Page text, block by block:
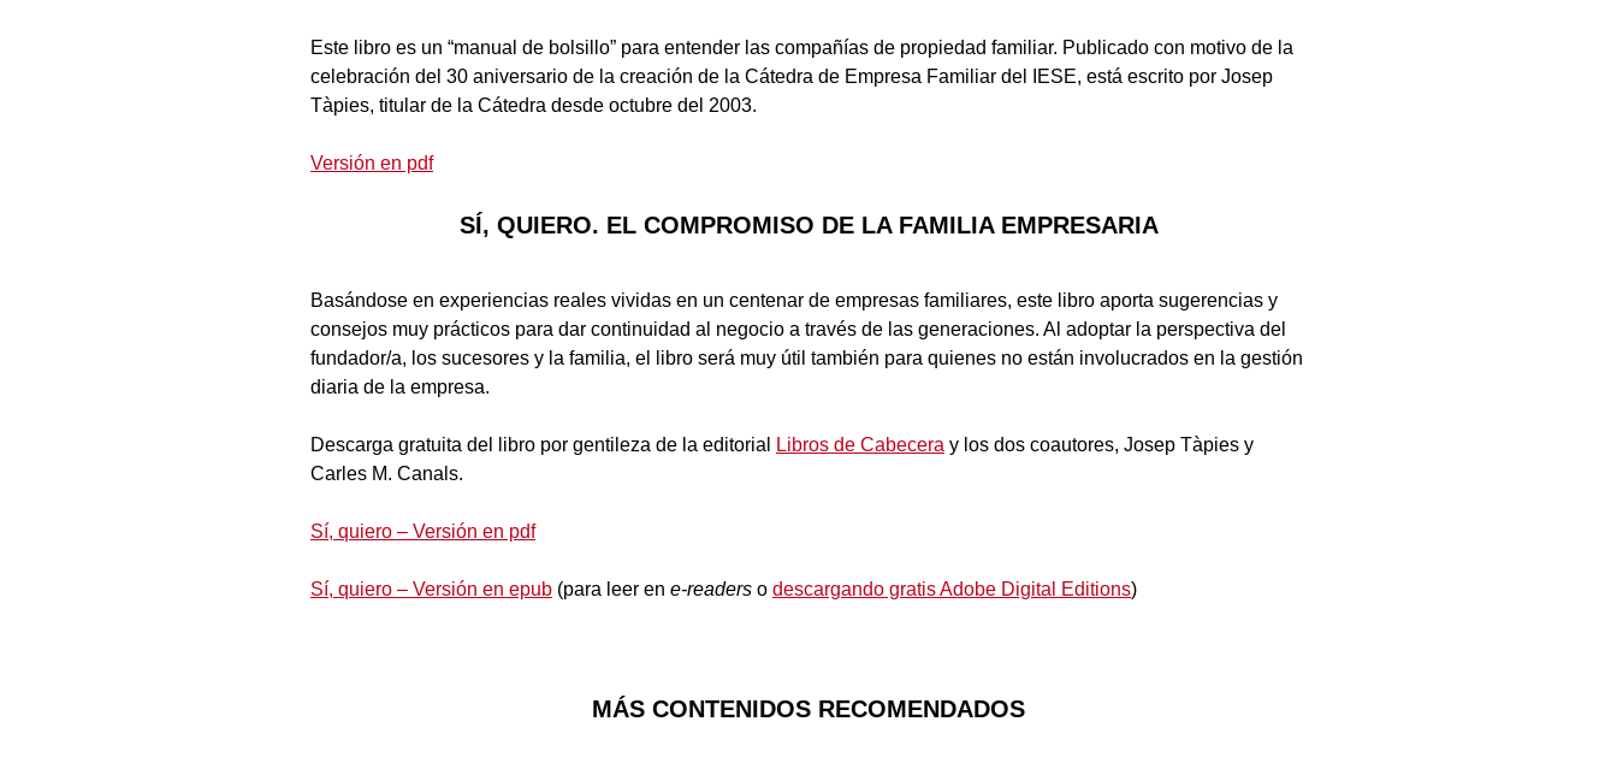
Este libro es un “manual de bolsillo” para entender las compañías de propiedad familiar. Publicado con motivo de la
celebración del 30 aniversario de la creación de la Cátedra de Empresa Familiar del IESE, está escrito por Josep
Tàpies, titular de la Cátedra desde octubre del 2003.
Versión en pdf
SÍ, QUIERO. EL COMPROMISO DE LA FAMILIA EMPRESARIA
Basándose en experiencias reales vividas en un centenar de empresas familiares, este libro aporta sugerencias y
consejos muy prácticos para dar continuidad al negocio a través de las generaciones. Al adoptar la perspectiva del
fundador/a, los sucesores y la familia, el libro será muy útil también para quienes no están involucrados en la gestión
diaria de la empresa.
Descarga gratuita del libro por gentileza de la editorial Libros de Cabecera y los dos coautores, Josep Tàpies y
Carles M. Canals.
Sí, quiero – Versión en pdf
Sí, quiero – Versión en epub (para leer en e-readers o descargando gratis Adobe Digital Editions)
MÁS CONTENIDOS RECOMENDADOS